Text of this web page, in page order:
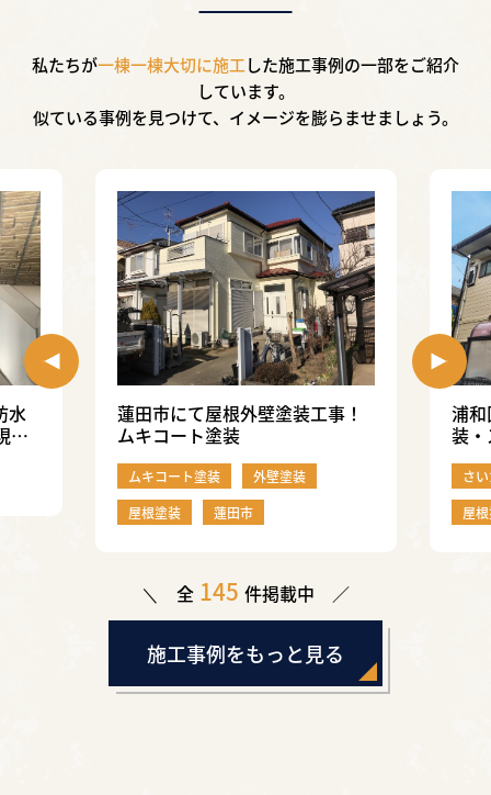
私たちが一棟一棟大切に施工した施工事例の一部をご紹介
しています。
似ている事例を見つけて、イメージを膨らませましょう。
水
蓮田市にて屋根外壁塗装工事！
ムキコート塗装
ムキコート塗装
外壁塗装
屋根塗装
蓮田市
浦
装
さ
屋
全 145 件掲載中
施工事例をもっと見る